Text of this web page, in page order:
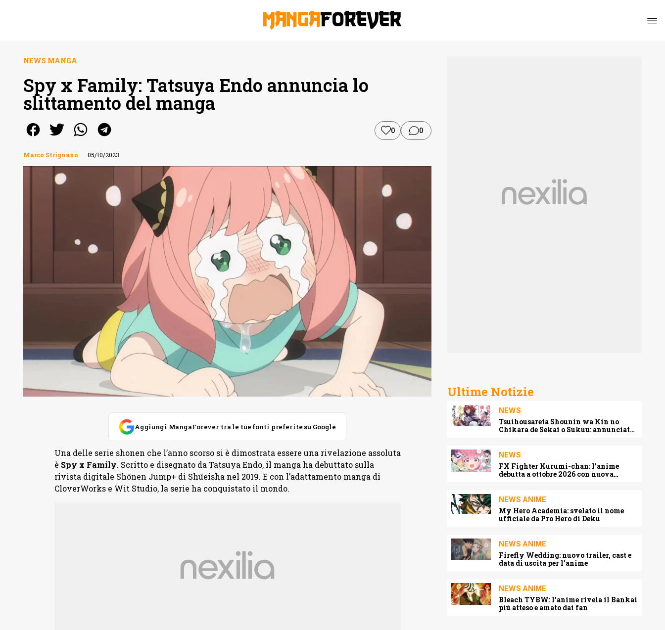
NEWS MANGA
Spy x Family: Tatsuya Endo annuncia lo
slittamento del manga
0 0
Marco Strignano 05/10/2023
Aggiungi MangaForever tra le tue fonti preferite su Google
Una delle serie shonen che l’anno scorso si è dimostrata essere una rivelazione assoluta
è Spy x Family. Scritto e disegnato da Tatsuya Endo, il manga ha debuttato sulla
rivista digitale Shōnen Jump+ di Shūeisha nel 2019. E con l’adattamento manga di
CloverWorks e Wit Studio, la serie ha conquistato il mondo.
Ultime Notizie
NEWS
Tsuihousareta Shounin wa Kin no
Chikara de Sekai o Sukuu: annunciato
NEWS
FX Fighter Kurumi-chan: l’anime
debutta a ottobre 2026 con nuova
NEWS ANIME
My Hero Academia: svelato il nome
ufficiale da Pro Hero di Deku
NEWS ANIME
Firefly Wedding: nuovo trailer, cast e
data di uscita per l’anime
NEWS ANIME
Bleach TYBW: l’anime rivela il Bankai
più atteso e amato dai fan